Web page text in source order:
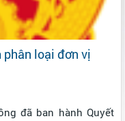
phân loại đơn vị
đã ban hành Quyết